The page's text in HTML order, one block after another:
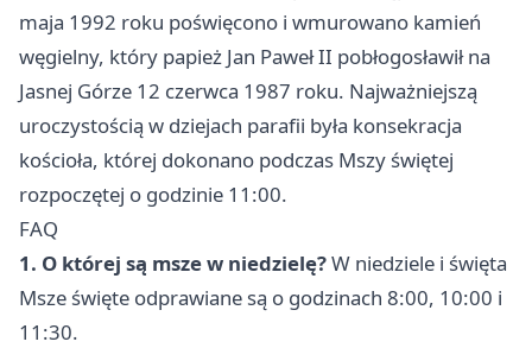
maja 1992 roku poświęcono i wmurowano kamień
węgielny, który papież Jan Paweł II pobłogosławił na
Jasnej Górze 12 czerwca 1987 roku. Najważniejszą
uroczystością w dziejach parafii była konsekracja
kościoła, której dokonano podczas Mszy świętej
rozpoczętej o godzinie 11:00.
FAQ
1. O której są msze w niedzielę?W niedziele i święta
Msze święte odprawiane są o godzinach 8:00, 10:00 i
11:30.